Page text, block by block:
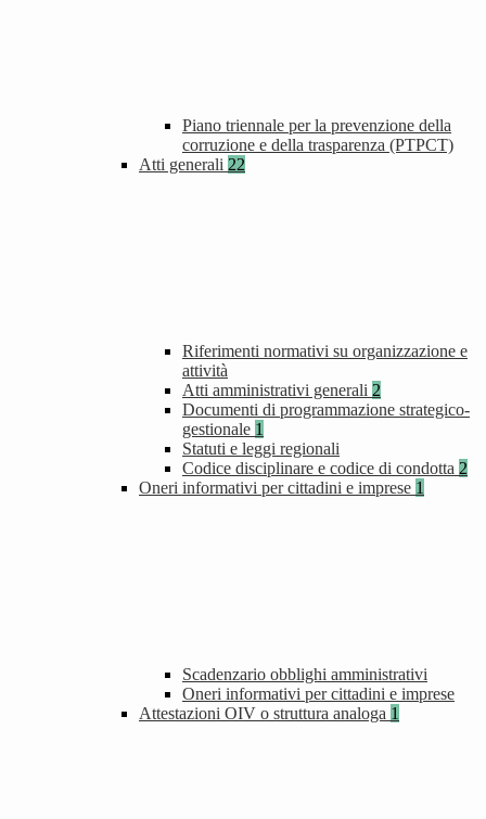
Piano triennale per la prevenzione della
corruzione e della trasparenza (PTPCT)
Atti generali 22
Riferimenti normativi su organizzazione e
attività
Atti amministrativi generali 2
Documenti di programmazione strategico-
gestionale 1
Statuti e leggi regionali
Codice disciplinare e codice di condotta 2
Oneri informativi per cittadini e imprese 1
Scadenzario obblighi amministrativi
Oneri informativi per cittadini e imprese
Attestazioni OIV o struttura analoga 1